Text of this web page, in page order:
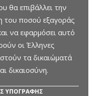
θα επιβάλλει την
του ποσού εξαγοράς
να εφαρμόσει αυτό
οι Έλληνες
τα δικαιώματά
δικαιοσύνη.
ΥΠΟΓΡΑΦΗΣ